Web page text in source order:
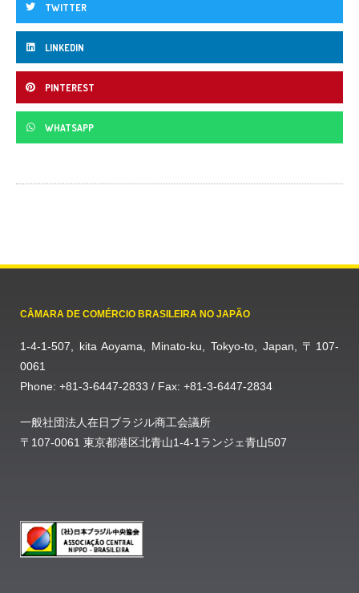
TWITTER
LINKEDIN
PINTEREST
WHATSAPP
CÂMARA DE COMÉRCIO BRASILEIRA NO JAPÃO
1-4-1-507, kita Aoyama, Minato-ku, Tokyo-to, Japan, 〒107-
0061
Phone: +81-3-6447-2833 / Fax: +81-3-6447-2834
一般社団法人在日ブラジル商工会議所
〒107-0061 東京都港区北青山1-4-1ランジェ青山507